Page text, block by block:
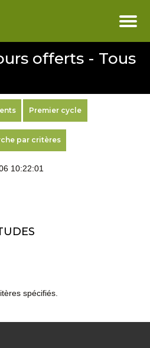
offerts - Tous
Premier cycle
par critères
10:22:01
spécifiés.